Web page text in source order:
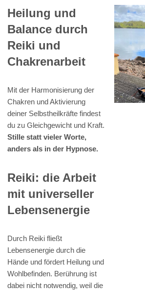
Heilung und
Balance durch
Reiki und
Chakrenarbeit
Mit der Harmonisierung der
Chakren und Aktivierung
deiner Selbstheilkräfte findest
du zu Gleichgewicht und Kraft.
Stille statt vieler Worte,
anders als in der Hypnose.
Reiki: die Arbeit
mit universeller
Lebensenergie
Durch Reiki fließt
Lebensenergie durch die
Hände und fördert Heilung und
Wohlbefinden. Berührung ist
dabei nicht notwendig, weil die